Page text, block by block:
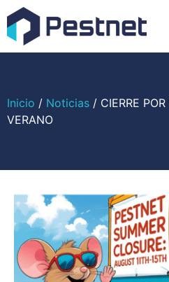
Inicio / Noticias / CIERRE
VERANO